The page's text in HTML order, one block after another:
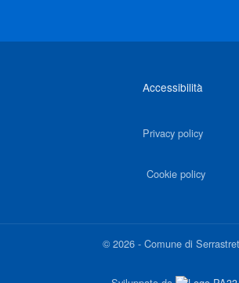
Accessibilità
Privacy policy
Cookie policy
©2026 - Comune di